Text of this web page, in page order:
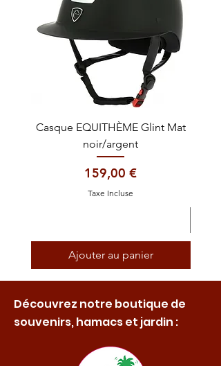
Casque EQUITHÈME Glint Mat
noir/argent
Prix
159,00 €
Taxe Incluse
Ajouter au panier
Découvrez notre boutique de
souvenirs, hamacs et jardin :